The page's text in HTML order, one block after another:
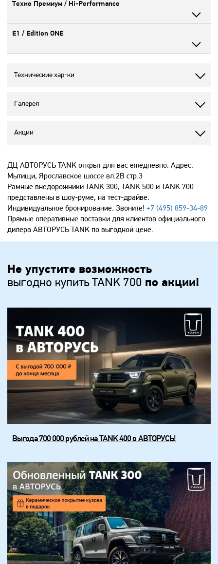
Техно Премиум / Hi-Performance
Е1 / Edition ONE
Технические хар-ки
Галерея
Акции
ДЦ АВТОРУСЬ TANK открыт для вас ежедневно. Адрес:
Мытищи, Ярославское шоссе вл.2В стр.3
Рамные внедорожники TANK 300, TANK 500 и TANK 700
представлены в шоу-руме, на тест-драйве.
Индивидуальное бронирование. Звоните! +7 (495) 859-34-89
Прямые оперативные поставки для клиентов официального
дилера АВТОРУСЬ TANK по выгодной цене.
Не упустите возможность
выгодно купить TANK 700 по акции!
Выгода 700 000 рублей на TANK 400 в АВТОРУСЬ!